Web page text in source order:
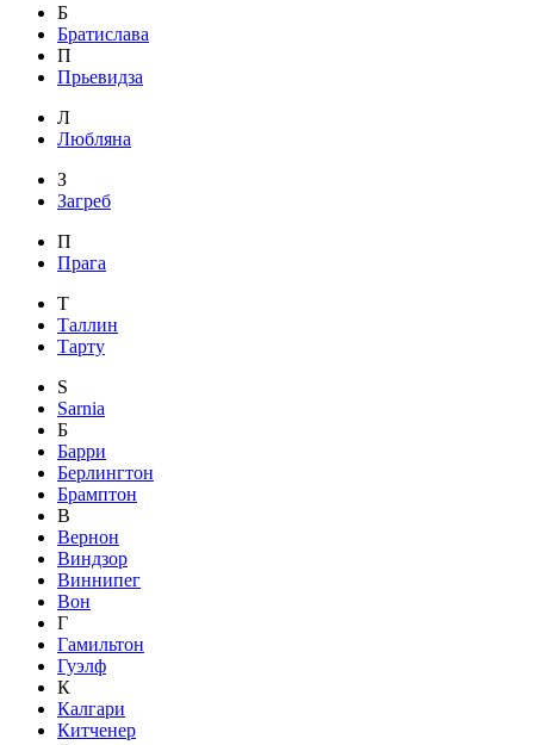
Б
Братислава
П
Прьевидза
Л
Любляна
З
Загреб
П
Прага
Т
Таллин
Тарту
S
Sarnia
Б
Барри
Берлингтон
Брамптон
В
Вернон
Виндзор
Виннипег
Вон
Г
Гамильтон
Гуэлф
К
Калгари
Китченер